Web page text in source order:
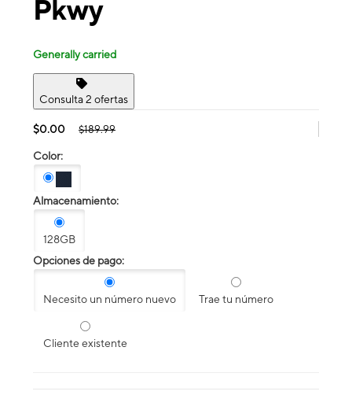
Pkwy
Generally carried
Consulta 2 ofertas
$0.00 $189.99
Color:
Almacenamiento:
128GB
Opciones de pago:
Necesito un número nuevo Trae tu número
Cliente existente